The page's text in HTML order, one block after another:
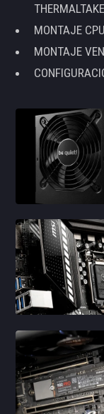
THERMALTAKE
MONTAJE
MONTAJE